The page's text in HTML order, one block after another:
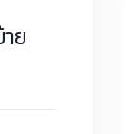
ย